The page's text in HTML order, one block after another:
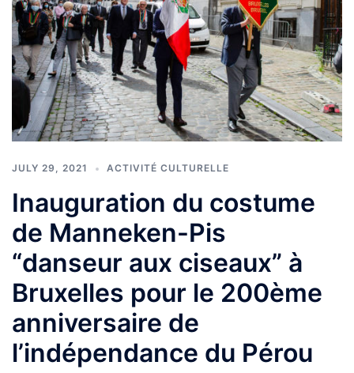
JULY 29, 2021 ACTIVITÉ CULTURELLE
Inauguration du costume
de Manneken-Pis
“danseur aux ciseaux” à
Bruxelles pour le 200ème
anniversaire de
l’indépendance du Pérou